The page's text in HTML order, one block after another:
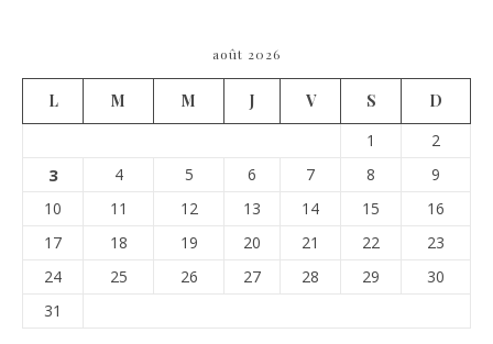
août 2026
L M M J V S
D
1
2
3 4 5 6 7 8
9
10
11 12 13 14 15
16
17
18 19 20 21 22
23
24
25 26 27 28 29
30
31